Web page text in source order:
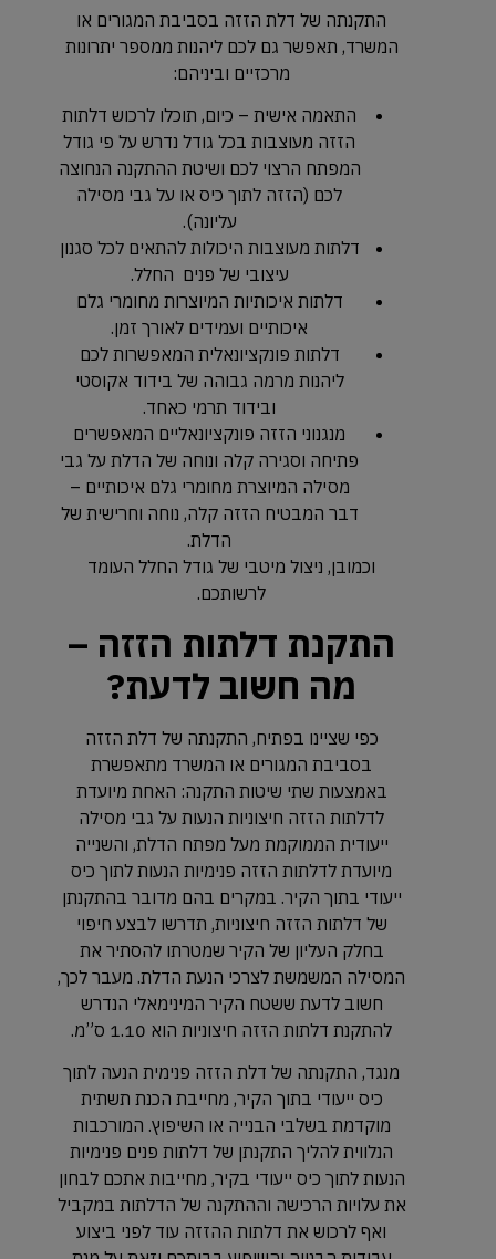
התקנתה של דלת הזזה בסביבת המגורים או
המשרד, תאפשר גם לכם ליהנות ממספר יתרונות
מרכזיים וביניהם:
התאמה אישית – כיום, תוכלו לרכוש דלתות
הזזה מעוצבות בכל גודל נדרש על פי גודל
המפתח הרצוי לכם ושיטת ההתקנה הנחוצה
לכם (הזזה לתוך כיס או על גבי מסילה
עליונה).
דלתות מעוצבות היכולות להתאים לכל סגנון
עיצובי של פנים החלל.
דלתות איכותיות המיוצרות מחומרי גלם
איכותיים ועמידים לאורך זמן.
דלתות פונקציונאלית המאפשרות לכם
ליהנות מרמה גבוהה של בידוד אקוסטי
ובידוד תרמי כאחד.
מנגנוני הזזה פונקציונאליים המאפשרים
פתיחה וסגירה קלה ונוחה של הדלת על גבי
מסילה המיוצרת מחומרי גלם איכותיים –
דבר המבטיח הזזה קלה, נוחה וחרישית של
הדלת.
וכמובן, ניצול מיטבי של גודל החלל העומד
לרשותכם.
התקנת דלתות הזזה –
מה חשוב לדעת?
כפי שציינו בפתיח, התקנתה של דלת הזזה
בסביבת המגורים או המשרד מתאפשרת
באמצעות שתי שיטות התקנה: האחת מיועדת
לדלתות הזזה חיצוניות הנעות על גבי מסילה
ייעודית הממוקמת מעל מפתח הדלת, והשנייה
מיועדת לדלתות הזזה פנימיות הנעות לתוך כיס
ייעודי בתוך הקיר. במקרים בהם מדובר בהתקנתן
של דלתות הזזה חיצוניות, תדרשו לבצע חיפוי
בחלק העליון של הקיר שמטרתו להסתיר את
המסילה המשמשת לצרכי הנעת הדלת. מעבר לכך,
חשוב לדעת ששטח הקיר המינימאלי הנדרש
להתקנת דלתות הזזה חיצוניות הוא 1.10 ס”מ.
מנגד, התקנתה של דלת הזזה פנימית הנעה לתוך
כיס ייעודי בתוך הקיר, מחייבת הכנת תשתית
מוקדמת בשלבי הבנייה או השיפוץ. המורכבות
הנלווית להליך התקנתן של דלתות פנים פנימיות
הנעות לתוך כיס ייעודי בקיר, מחייבות אתכם לבחון
את עלויות הרכישה וההתקנה של הדלתות במקביל
ואף לרכוש את דלתות ההזזה עוד לפני ביצוע